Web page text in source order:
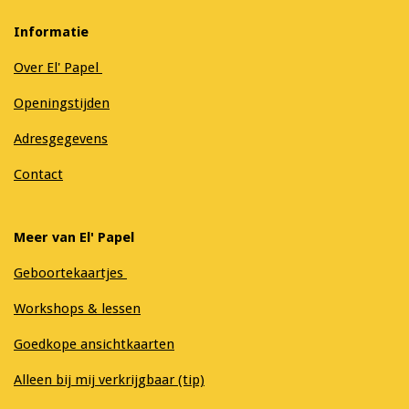
Informatie
Over El' Papel
Openingstijden
Adresgegevens
Contact
Meer van El' Papel
Geboortekaartjes
Workshops & lessen
Goedkope ansichtkaarten
Alleen bij mij verkrijgbaar (tip)